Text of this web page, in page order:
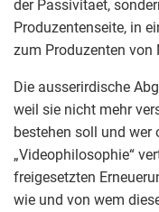
der Passivitaet,
Produzentenseite, in
zum Produzenten von
Die ausserirdische
weil sie nicht mehr
bestehen soll und wer
„Videophilosophie“
freigesetzten
wie und von wem